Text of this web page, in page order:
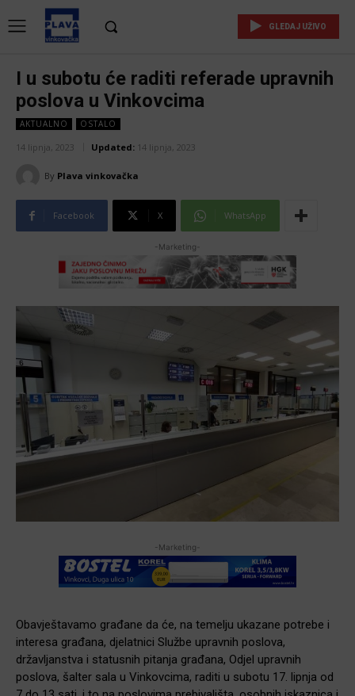
GLEDAJ UŽIVO
I u subotu će raditi referade upravnih
poslova u Vinkovcima
AKTUALNO OSTALO
14 lipnja, 2023 Updated: 14 lipnja, 2023
By Plava vinkovačka
Facebook X WhatsApp
-Marketing-
-Marketing-
Obavještavamo građane da će, na temelju ukazane potrebe i
interesa građana, djelatnici Službe upravnih poslova,
državljanstva i statusnih pitanja građana, Odjel upravnih
poslova, šalter sala u Vinkovcima, raditi u subotu 17. lipnja od